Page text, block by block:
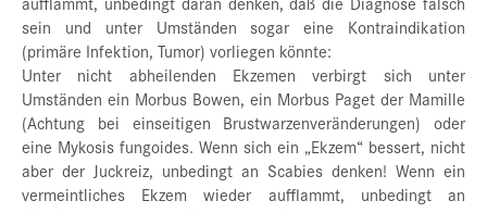
sein und unter Umständen sogar eine Kontraindikation
(primäre Infektion, Tumor) vorliegen könnte:
Unter nicht abheilenden Ekzemen verbirgt sich unter
Umständen ein Morbus Bowen, ein Morbus Paget der Mamille
(Achtung bei einseitigen Brustwarzenveränderungen) oder
eine Mykosis fungoides. Wenn sich ein „Ekzem“ bessert, nicht
aber der Juckreiz, unbedingt an Scabies denken! Wenn ein
vermeintliches Ekzem wieder aufflammt, unbedingt an